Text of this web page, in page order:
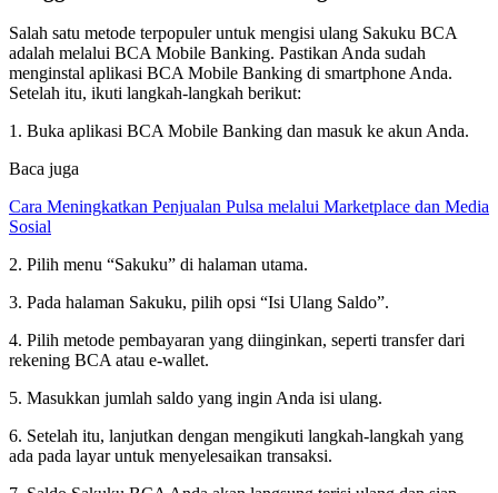
Salah satu metode terpopuler untuk mengisi ulang Sakuku BCA
adalah melalui BCA Mobile Banking. Pastikan Anda sudah
menginstal aplikasi BCA Mobile Banking di smartphone Anda.
Setelah itu, ikuti langkah-langkah berikut:
1. Buka aplikasi BCA Mobile Banking dan masuk ke akun Anda.
Baca juga
Cara Meningkatkan Penjualan Pulsa melalui Marketplace dan Media
Sosial
2. Pilih menu “Sakuku” di halaman utama.
3. Pada halaman Sakuku, pilih opsi “Isi Ulang Saldo”.
4. Pilih metode pembayaran yang diinginkan, seperti transfer dari
rekening BCA atau e-wallet.
5. Masukkan jumlah saldo yang ingin Anda isi ulang.
6. Setelah itu, lanjutkan dengan mengikuti langkah-langkah yang
ada pada layar untuk menyelesaikan transaksi.